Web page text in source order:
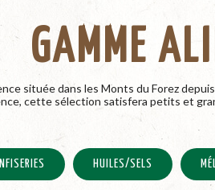
GAMME
située dans les Monts du Forez
cette sélection satisfera petits et
HUILES/SELS